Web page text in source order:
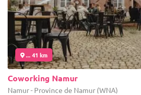
... 41 km
Coworking Namur
Namur - Province de Namur (WNA)